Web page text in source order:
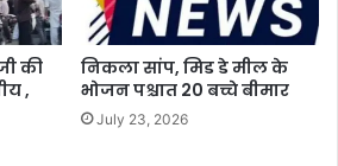
की
,
निकला सांप, मिड डे मील के
भोजन पश्चात 20 बच्चे बीमार
July 23, 2026